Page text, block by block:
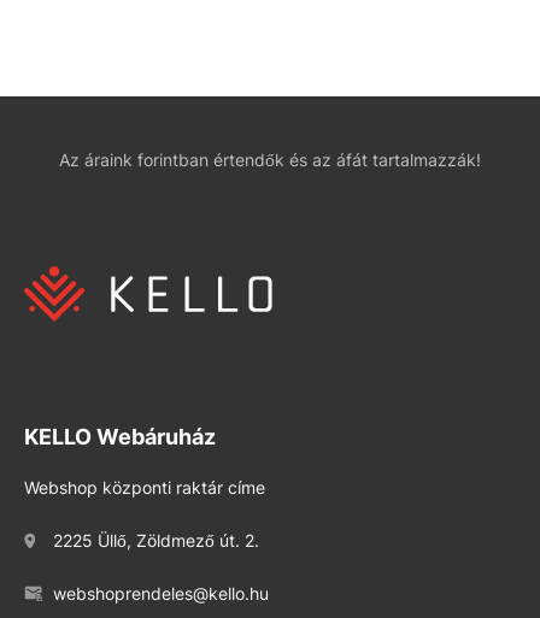
Az áraink forintban értendők és az áfát tartalmazzák!
KELLO Webáruház
Webshop központi raktár címe
2225 Üllő, Zöldmező út. 2.
webshoprendeles@kello.hu